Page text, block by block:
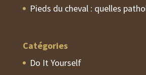
Pieds du cheval : quelles
Catégories
Do It Yourself